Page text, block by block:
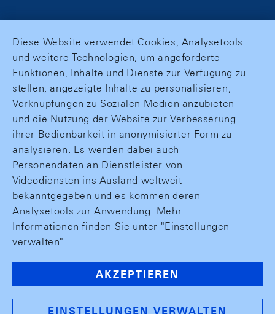
Diese Website verwendet Cookies, Analysetools
und weitere Technologien, um angeforderte
Funktionen, Inhalte und Dienste zur Verfügung zu
stellen, angezeigte Inhalte zu personalisieren,
Verknüpfungen zu Sozialen Medien anzubieten
und die Nutzung der Website zur Verbesserung
ihrer Bedienbarkeit in anonymisierter Form zu
analysieren. Es werden dabei auch
Personendaten an Dienstleister von
Videodiensten ins Ausland weltweit
bekanntgegeben und es kommen deren
Analysetools zur Anwendung. Mehr
Informationen finden Sie unter "Einstellungen
verwalten".
AKZEPTIEREN
EINSTELLUNGEN VERWALTEN